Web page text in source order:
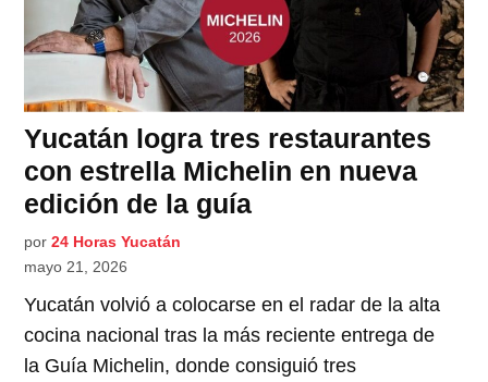
Yucatán logra tres restaurantes
con estrella Michelin en nueva
edición de la guía
por 24 Horas Yucatán
mayo 21, 2026
Yucatán volvió a colocarse en el radar de la alta
cocina nacional tras la más reciente entrega de
la Guía Michelin, donde consiguió tres